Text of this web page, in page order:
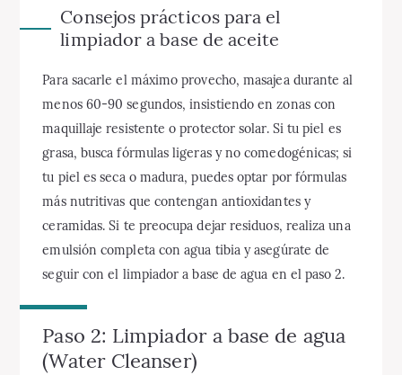
Consejos prácticos para el
limpiador a base de aceite
Para sacarle el máximo provecho, masajea durante al
menos 60-90 segundos, insistiendo en zonas con
maquillaje resistente o protector solar. Si tu piel es
grasa, busca fórmulas ligeras y no comedogénicas; si
tu piel es seca o madura, puedes optar por fórmulas
más nutritivas que contengan antioxidantes y
ceramidas. Si te preocupa dejar residuos, realiza una
emulsión completa con agua tibia y asegúrate de
seguir con el limpiador a base de agua en el paso 2.
Paso 2: Limpiador a base de agua
(Water Cleanser)